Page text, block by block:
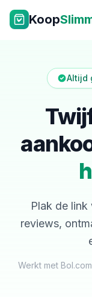
Ga naar inhoud
Koop
NL|EN
Altijd
Plak de
reviews,
Werkt met